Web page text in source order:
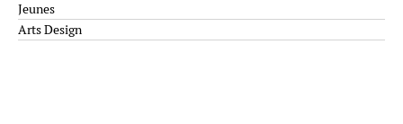
Jeunes
Arts Design